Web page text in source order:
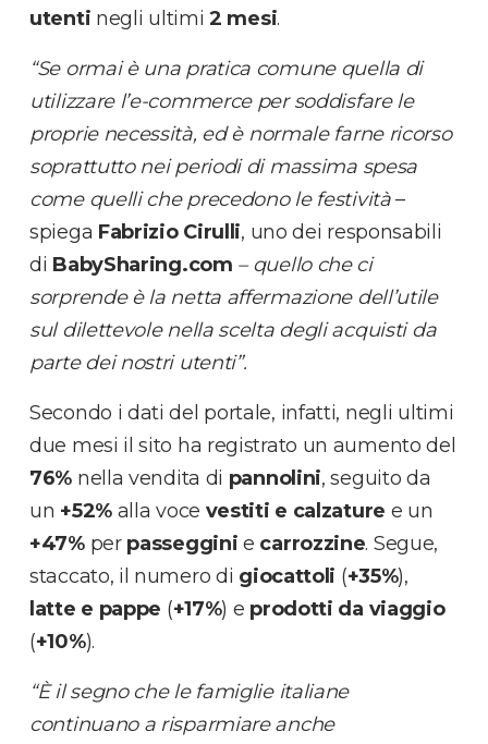
utenti negli ultimi2 mesi.
“Se ormai è una pratica comune quella di
utilizzare l’e-commerce per soddisfare le
proprie necessità, ed è normale farne ricorso
soprattutto nei periodi di massima spesa
come quelli che precedono le festività–
spiega Fabrizio Cirulli, uno dei responsabili
di BabySharing.com – quello che ci
sorprende è la netta affermazione dell’utile
sul dilettevole nella scelta degli acquisti da
parte dei nostri utenti”.
Secondo i dati del portale, infatti, negli ultimi
due mesi il sito ha registrato un aumento del
76% nella vendita di pannolini, seguito da
un +52%alla voce vestiti e calzature e un
+47% per passegginie carrozzine. Segue,
staccato, il numero di giocattoli (+35%),
latte e pappe (+17%) e prodotti da viaggio
(+10%).
“È il segno che le famiglie italiane
continuano a risparmiare anche